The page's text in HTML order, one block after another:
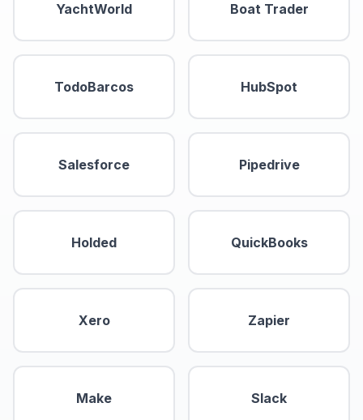
YachtWorld Boat Trader
TodoBarcos HubSpot
Salesforce Pipedrive
Holded QuickBooks
Xero Zapier
Make Slack